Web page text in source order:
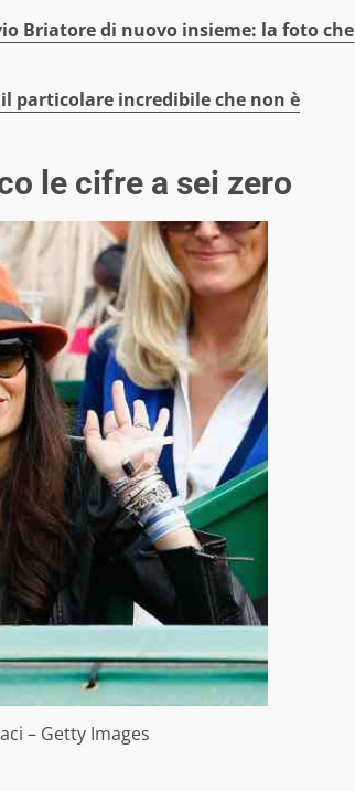
Briatore di nuovo insieme: la foto che
particolare incredibile che non è
le cifre a sei zero
– Getty Images